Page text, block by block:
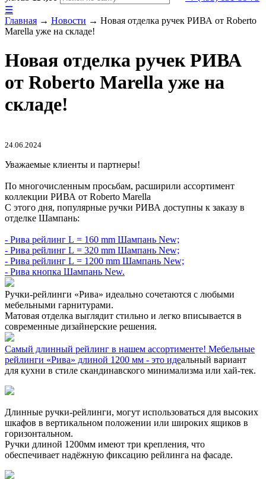
☰
Главная → Новости → Новая отделка ручек РИВА от Roberto
Marella уже на складе!
Новая отделка ручек РИВА
от Roberto Marella уже на
складе!
24.06.2024
Уважаемые клиенты и партнеры!
По многочисленным просьбам, расширили ассортимент
коллекции РИВА от Roberto Marella
С этого дня, популярные ручки РИВА доступны к заказу в
отделке Шампань:
- Рива рейлинг L = 160 mm Шампань New;
- Рива рейлинг L = 320 mm Шампань New;
- Рива рейлинг L = 1200 mm Шампань New;
- Рива кнопка Шампань New.
Ручки-рейлинги «Рива» идеально сочетаются с любыми
мебельными гарнитурами.
Матовая отделка выглядит стильно и легко вписывается в
современные дизайнерские решения.
Самый длинный рейлинг в нашем ассортименте! Мебельные
рейлинги «Рива» длиной 1200 мм - это идеальный вариант
для кухни в стиле скандинавского минимализма или хай-тек.
Длинные ручки-рейлинги, могут использоваться для высоких
шкафов в вертикальном положении или широких ящиков в
горизонтальном.
Ручки длиной 1200мм имеют три крепления, что
обеспечивает надёжную фиксацию рейлинга на фасаде.